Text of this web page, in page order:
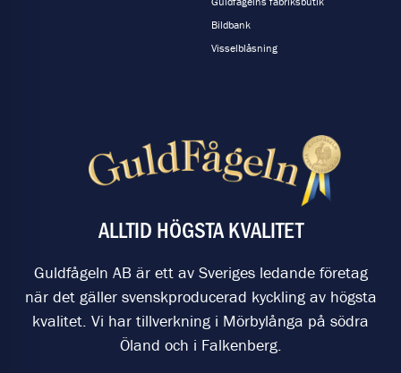
Bildbank
Visselblåsning
ALLTID HÖGSTA KVALITET
Guldfågeln AB är ett av Sveriges ledande företag
när det gäller svenskproducerad kyckling av högsta
kvalitet. Vi har tillverkning i Mörbylånga på södra
Öland och i Falkenberg.